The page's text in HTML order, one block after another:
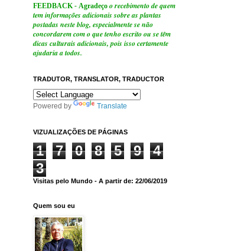
FEEDBACK- Agradeço o recebimento de quem
tem informações adicionais sobre as plantas
postadas neste blog, especialmente se não
concordarem com o que tenho escrito ou se têm
dicas culturais adicionais, pois isso certamente
ajudaria a todos.
TRADUTOR, TRANSLATOR, TRADUCTOR
Powered by Translate
VIZUALIZAÇÕES DE PÁGINAS
1 7 0 8 5 9
4
3
Visitas pelo Mundo - A partir de: 22/06/2019
Quem sou eu